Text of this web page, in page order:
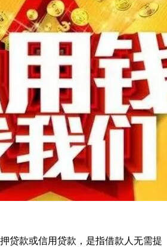
贷款或‌信用贷款，是指借款人无需提